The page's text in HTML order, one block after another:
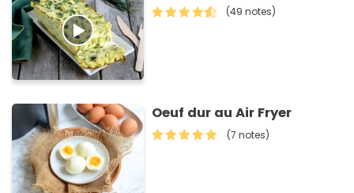
(49 notes)
Oeuf dur au Air Fryer
(7 notes)